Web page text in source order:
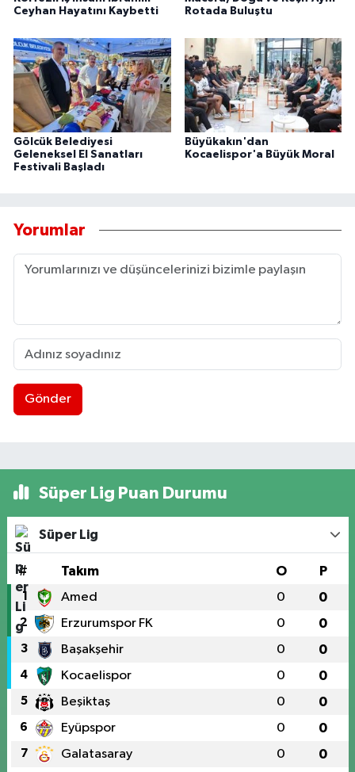
Ceyhan Hayatını Kaybetti
Rotada Buluştu
Gölcük Belediyesi
Geleneksel El Sanatları
Festivali Başladı
Büyükakın'dan
Kocaelispor'a Büyük Moral
Yorumlar
Gönder
Süper Lig Puan Durumu
Süper Lig
# Takım O P
1 Amed 0 0
2 Erzurumspor FK 0 0
3 Başakşehir 0 0
4 Kocaelispor 0 0
5 Beşiktaş 0 0
6 Eyüpspor 0 0
7 Galatasaray 0 0